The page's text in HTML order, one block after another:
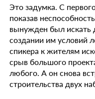
Это задумка. С
показав
вынужден был искать
создании им условий
спикера к жителям
срыв большого
любого. А он снова
строительства двух